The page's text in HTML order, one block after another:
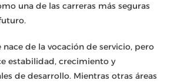
una de las carreras más seguras
nace de la vocación de servicio, pero
estabilidad, crecimiento y
de desarrollo. Mientras otras áreas